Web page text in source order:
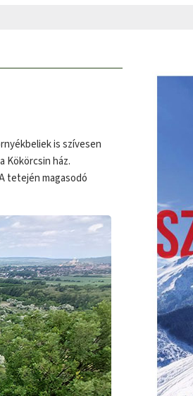
is szívesen
Kökörcsin ház.
tetején magasodó